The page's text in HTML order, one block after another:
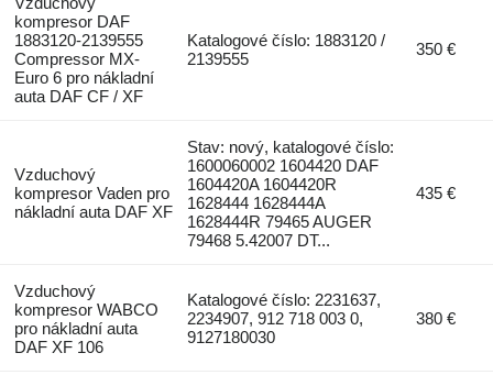
kompresor DAF
1883120-2139555
Compressor MX-
Euro 6 pro nákladní
auta DAF CF / XF
Katalogové číslo: 1883120 /
2139555
350 €
Vzduchový
kompresor Vaden pro
nákladní auta DAF XF
Stav: nový, katalogové číslo:
1600060002 1604420 DAF
1604420A 1604420R
1628444 1628444A
1628444R 79465 AUGER
79468 5.42007 DT...
435 €
Vzduchový
kompresor WABCO
pro nákladní auta
DAF XF 106
Katalogové číslo: 2231637,
2234907, 912 718 003 0,
9127180030
380 €